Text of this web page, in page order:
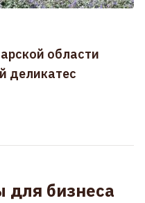
области
деликатес
для бизнеса